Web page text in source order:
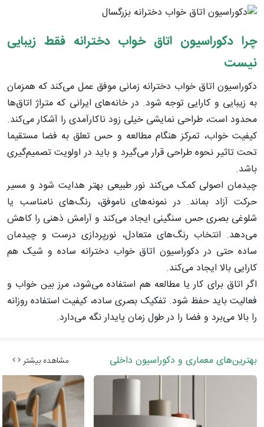
چرا دکوراسیون اتاق خواب دخترانه فقط زیبایی
نیست
دکوراسیون اتاق خواب دخترانه زمانی موفق عمل می‌کند که همزمان
به زیبایی و کارایی توجه شود. در خانه‌های ایرانی که متراژ اتاق‌ها
محدود است، طراحی نمایشی خیلی زود ناکارآمدی را آشکار می‌کند.
کیفیت خواب، تمرکز هنگام مطالعه و حس تعلق به فضا مستقیما
تحت تاثیر نحوه طراحی قرار می‌گیرد و باید در اولویت تصمیم‌گیری
باشد.
چیدمان اصولی کمک می‌کند نور طبیعی بهتر هدایت شود و مسیر
حرکت آزاد بماند. در نمونه‌های ناموفق، رنگ‌های نامناسب یا
شلوغی بصری حس سنگینی ایجاد می‌کند و آرامش ذهنی را کاهش
می‌دهد. انتخاب رنگ‌های متعادل، نورپردازی درست و چیدمان
ساده حتی در دکوراسیون اتاق خواب دخترانه ساده و شیک هم
کارایی بالا ایجاد می‌کند.
اگر اتاق برای کار یا مطالعه هم استفاده می‌شود، مرز بین خواب و
فعالیت باید حفظ شود. تفکیک بصری ساده، کیفیت استفاده روزانه
را بالا می‌برد و فضا را در طول زمان پایدار نگه می‌دارد.
بهترین‌های معماری و دکوراسیون داخلی مشاهده بیشتر